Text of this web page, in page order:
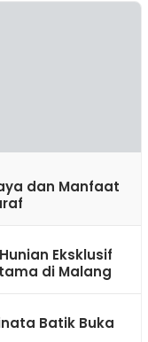
dan Manfaat
Eksklusif
di Malang
Batik Buka